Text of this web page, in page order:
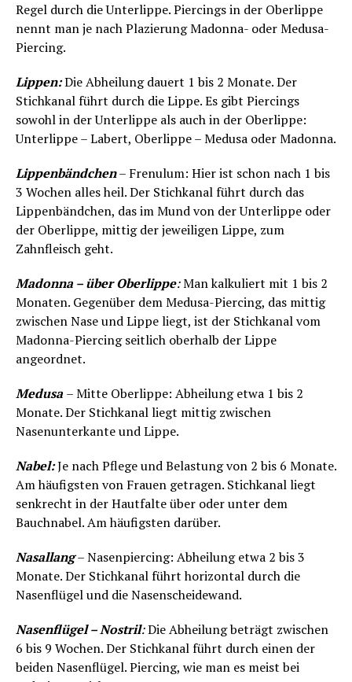
Regel durch die Unterlippe. Piercings in der Oberlippe
nennt man je nach Plazierung Madonna- oder Medusa-
Piercing.
Lippen:Die Abheilung dauert 1 bis 2 Monate. Der
Stichkanal führt durch die Lippe. Es gibt Piercings
sowohl in der Unterlippe als auch in der Oberlippe:
Unterlippe – Labert, Oberlippe – Medusa oder Madonna.
Lippenbändchen– Frenulum: Hier ist schon nach 1 bis
3 Wochen alles heil. Der Stichkanal führt durch das
Lippenbändchen, das im Mund von der Unterlippe oder
der Oberlippe, mittig der jeweiligen Lippe, zum
Zahnfleisch geht.
Madonna – über Oberlippe:Man kalkuliert mit 1 bis 2
Monaten. Gegenüber dem Medusa-Piercing, das mittig
zwischen Nase und Lippe liegt, ist der Stichkanal vom
Madonna-Piercing seitlich oberhalb der Lippe
angeordnet.
Medusa – Mitte Oberlippe: Abheilung etwa 1 bis 2
Monate. Der Stichkanal liegt mittig zwischen
Nasenunterkante und Lippe.
Nabel:Je nach Pflege und Belastung von 2 bis 6 Monate.
Am häufigsten von Frauen getragen. Stichkanal liegt
senkrecht in der Hautfalte über oder unter dem
Bauchnabel. Am häufigsten darüber.
Nasallang– Nasenpiercing: Abheilung etwa 2 bis 3
Monate. Der Stichkanal führt horizontal durch die
Nasenflügel und die Nasenscheidewand.
Nasenflügel – Nostril:Die Abheilung beträgt zwischen
6 bis 9 Wochen. Der Stichkanal führt durch einen der
beiden Nasenflügel. Piercing, wie man es meist bei